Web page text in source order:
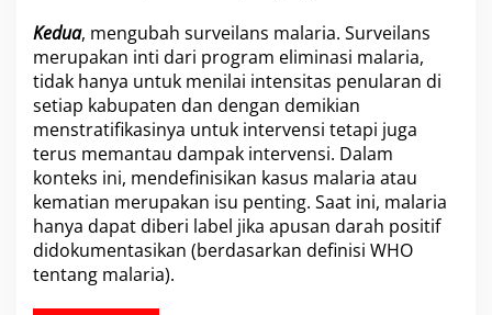
Kedua, mengubah surveilans malaria. Surveilans
merupakan inti dari program eliminasi malaria,
tidak hanya untuk menilai intensitas penularan di
setiap kabupaten dan dengan demikian
menstratifikasinya untuk intervensi tetapi juga
terus memantau dampak intervensi. Dalam
konteks ini, mendefinisikan kasus malaria atau
kematian merupakan isu penting. Saat ini, malaria
hanya dapat diberi label jika apusan darah positif
didokumentasikan (berdasarkan definisi WHO
tentang malaria).